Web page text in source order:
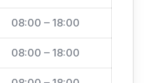
08:00 – 18:00
08:00 – 18:00